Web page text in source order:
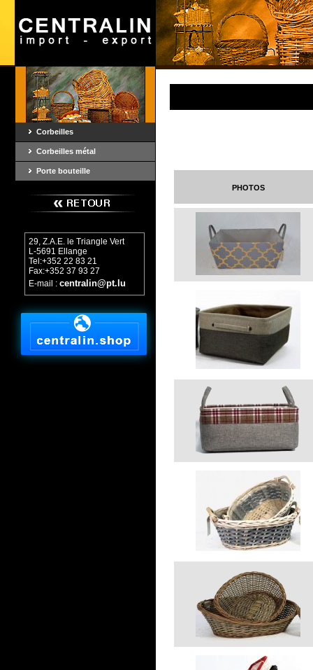
Corbeilles
Corbeilles métal
Porte bouteille
29, Z.A.E. le Triangle Vert
L-5691 Ellange
Tel:+352 22 83 21
Fax:+352 37 93 27
E-mail : centralin@pt.lu
photos